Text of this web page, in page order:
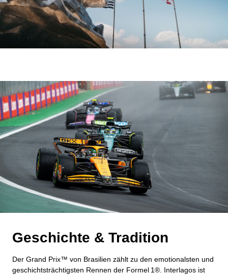
Geschichte & Tradition
Der Grand Prix™ von Brasilien zählt zu den emotionalsten und
geschichtsträchtigsten Rennen der Formel 1®. Interlagos ist